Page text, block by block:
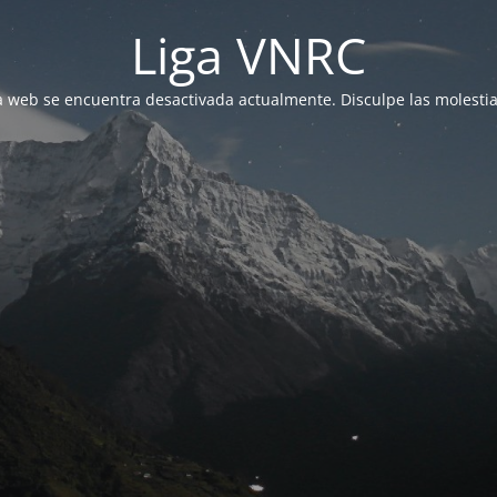
Liga VNRC
web se encuentra desactivada actualmente. Disculpe las